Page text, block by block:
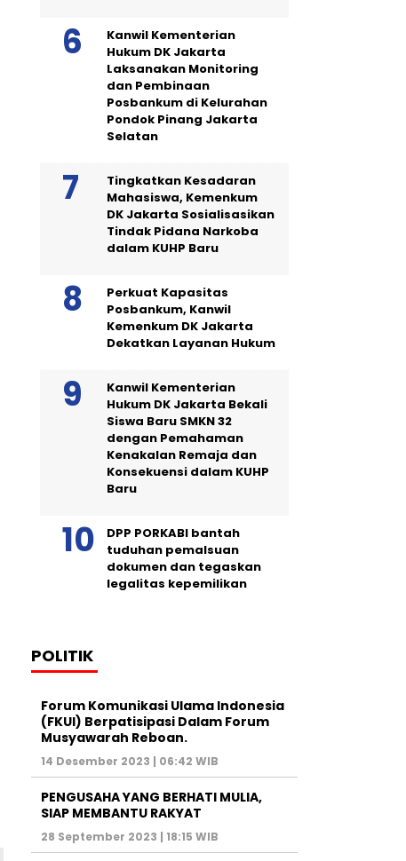
Kanwil Kementerian
Hukum DK Jakarta
Laksanakan Monitoring
dan Pembinaan
Posbankum di Kelurahan
Pondok Pinang Jakarta
Selatan
Tingkatkan Kesadaran
Mahasiswa, Kemenkum
DK Jakarta Sosialisasikan
Tindak Pidana Narkoba
dalam KUHP Baru
Perkuat Kapasitas
Posbankum, Kanwil
Kemenkum DK Jakarta
Dekatkan Layanan Hukum
Kanwil Kementerian
Hukum DK Jakarta Bekali
Siswa Baru SMKN 32
dengan Pemahaman
Kenakalan Remaja dan
Konsekuensi dalam KUHP
Baru
DPP PORKABI bantah
tuduhan pemalsuan
dokumen dan tegaskan
legalitas kepemilikan
POLITIK
Forum Komunikasi Ulama Indonesia
(FKUI) Berpatisipasi Dalam Forum
Musyawarah Reboan.
14 Desember 2023 | 06:42 WIB
PENGUSAHA YANG BERHATI MULIA,
SIAP MEMBANTU RAKYAT
28 September 2023 | 18:15 WIB